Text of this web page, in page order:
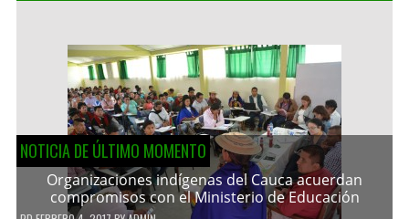
NOTICIA DE ÚLTIMO MOMENTO
Organizaciones indígenas del Cauca acuerdan
compromisos con el Ministerio de Educación